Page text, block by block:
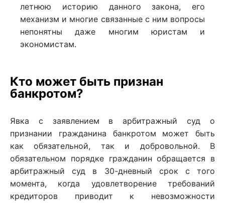
летнюю историю данного закона, его
механизм и многие связанные с ним вопросы
непонятны даже многим юристам и
экономистам.
Кто может быть признан
банкротом?
Явка с заявлением в арбитражный суд о
признании гражданина банкротом может быть
как обязательной, так и добровольной. В
обязательном порядке гражданин обращается в
арбитражный суд в 30-дневный срок с того
момента, когда удовлетворение требований
кредиторов приводит к невозможности